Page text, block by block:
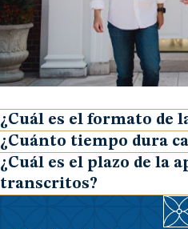
Show
¿Cuál es el formato de
Show
¿Cuánto tiempo dura
Show
¿Cuál es el plazo de la
transcritos?